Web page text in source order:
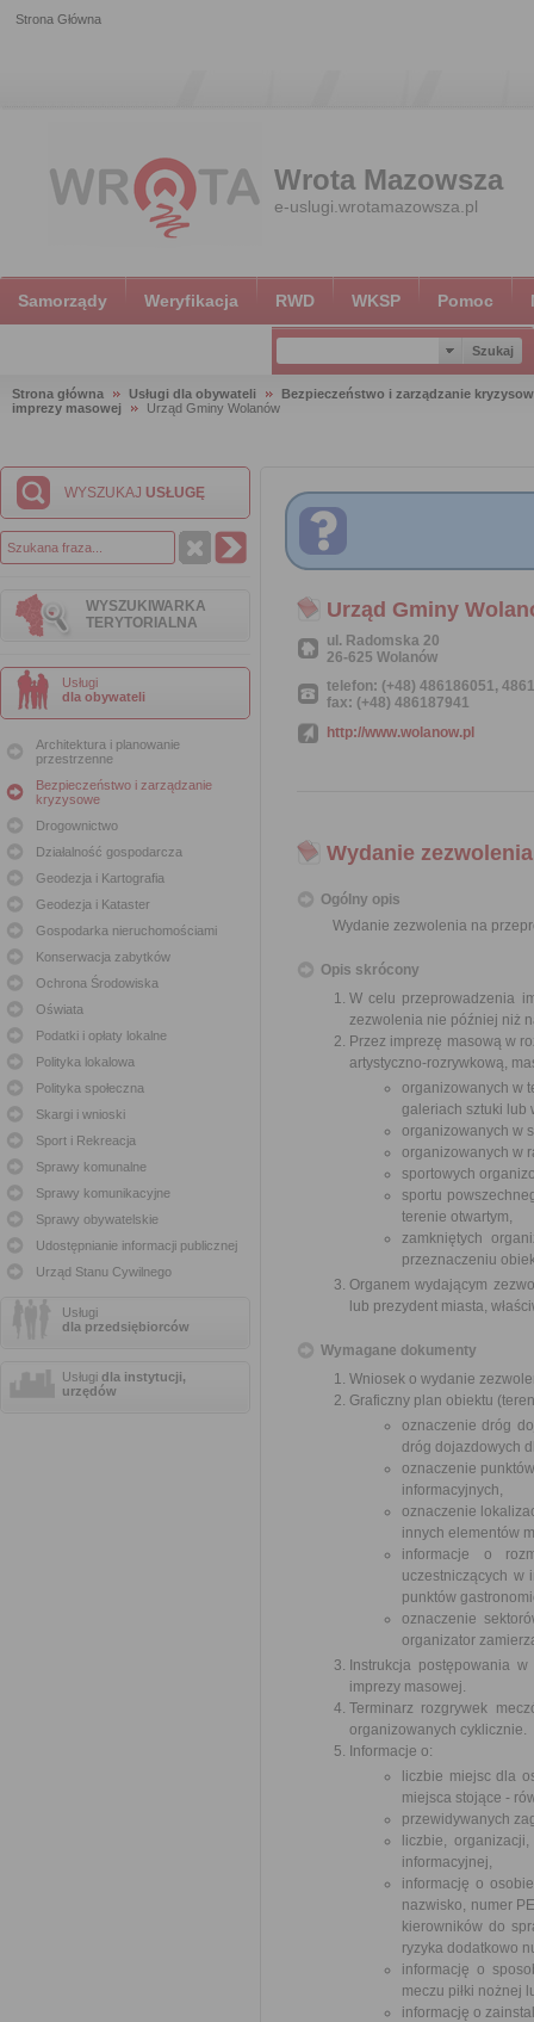
Strona Główna
Wrota Mazowsza
e-uslugi.wrotamazowsza.pl
Samorządy Weryfikacja RWD WKSP Pomoc
Strona główna Usługi dla obywateli
Bezpieczeństwo i zarządzanie
imprezy masowej
Urząd Gminy Wolanów
WYSZUKAJ USŁUGĘ
WYSZUKIWARKA
TERYTORIALNA
Usługi
dla obywateli
Architektura i planowanie
przestrzenne
Bezpieczeństwo i zarządzanie
kryzysowe
Drogownictwo
Działalność gospodarcza
Geodezja i Kartografia
Geodezja i Kataster
Gospodarka nieruchomościami
Konserwacja zabytków
Ochrona Środowiska
Oświata
Podatki i opłaty lokalne
Polityka lokalowa
Polityka społeczna
Skargi i wnioski
Sport i Rekreacja
Sprawy komunalne
Sprawy komunikacyjne
Sprawy obywatelskie
Udostępnianie informacji publicznej
Urząd Stanu Cywilnego
Usługi
dla przedsiębiorców
Usługi dla instytucji,
urzędów
Urząd Gminy
ul. Radomska 20
26-625 Wolanów
telefon: (+48) 486186051,
fax: (+48) 486187941
http://www.wolanow.pl
Wydanie
Ogólny opis
Wydanie zezwolenia na
Opis skrócony
W celu przeprowadzenia
zezwolenia nie później niż
Przez imprezę masową w
artystyczno-rozrywkową,
organizowanych w
galeriach sztuki lub
organizowanych w
organizowanych w
sportowych
sportu
terenie otwartym,
zamkniętych
przeznaczeniu
Organem wydającym
lub prezydent miasta,
Wymagane dokumenty
Wniosek o wydanie
Graficzny plan obiektu
oznaczenie dróg
dróg dojazdowych
oznaczenie
informacyjnych,
oznaczenie
innych elementów
informacje o
uczestniczących w
punktów
oznaczenie
organizator
Instrukcja postępowania
imprezy masowej.
Terminarz rozgrywek
organizowanych cyklicznie.
Informacje o:
liczbie miejsc dla
miejsca stojące -
przewidywanych
liczbie,
informacyjnej,
informację o
nazwisko, numer
kierowników do
ryzyka dodatkowo
informację o
meczu piłki nożnej
informację o